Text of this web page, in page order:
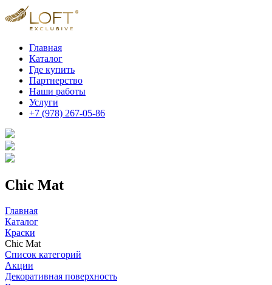
Главная
Каталог
Где купить
Партнерство
Наши работы
Услуги
+7 (978) 267-05-86
Chic Mat
Главная
Каталог
Краски
Chic Mat
Список категорий
Акции
Декоративная поверхность